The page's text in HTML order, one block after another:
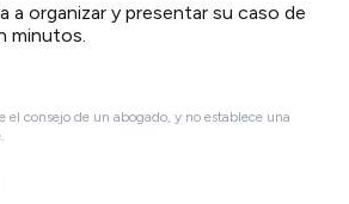
a organizar y presentar su caso de
minutos.
el consejo de un abogado, y no establece una